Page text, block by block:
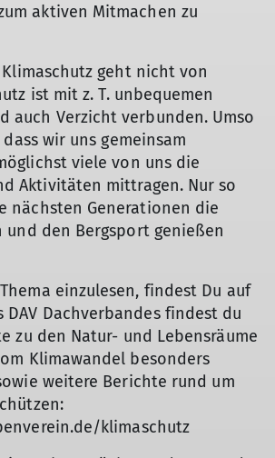
aktiven Mitmachen zu
geht nicht von
ist mit z. T. unbequemen
auch Verzicht verbunden. Umso
wir uns gemeinsam
viele von uns die
Aktivitäten mittragen. Nur so
nächsten Generationen die
und den Bergsport genießen
einzulesen, findest Du auf
DAV Dachverbandes findest du
zu den Natur- und Lebensräume
Klimawandel besonders
weitere Berichte rund um
klimaschutz